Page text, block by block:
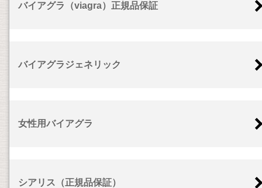
バイアグラ（viagra）正規品保証
バイアグラジェネリック
女性用バイアグラ
シアリス（正規品保証）